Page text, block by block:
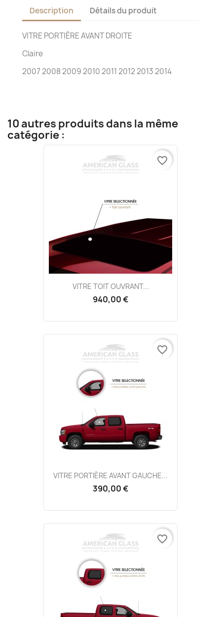
Description Détails du produit
VITRE PORTIÈRE AVANT DROITE
Claire
2007 2008 2009 2010 2011 2012 2013 2014
10 autres produits dans la même
catégorie :
VITRE TOIT OUVRANT...
940,00 €
favorite_border
VITRE PORTIÈRE AVANT GAUCHE...
390,00 €
favorite_border
favorite_border